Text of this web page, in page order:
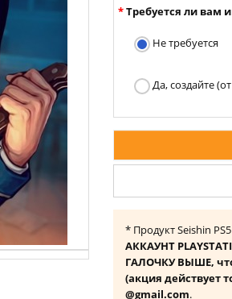
Требуется ли вам
Не требуется
Да, создайте
* Продукт Seishin
АККАУНТ
ГАЛОЧКУ ВЫШЕ,
(акция действует
@gmail.com.